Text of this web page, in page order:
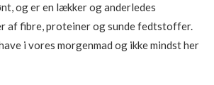
og er en lækker og anderledes
af fibre, proteiner og sunde fedtstoffer.
i vores morgenmad og ikke mindst her